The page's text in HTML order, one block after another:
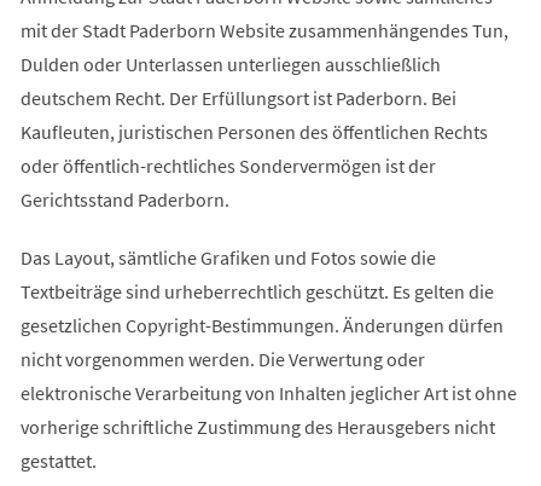
mit der Stadt Paderborn Website zusammenhängendes Tun,
Dulden oder Unterlassen unterliegen ausschließlich
deutschem Recht. Der Erfüllungsort ist Paderborn. Bei
Kaufleuten, juristischen Personen des öffentlichen Rechts
oder öffentlich-rechtliches Sondervermögen ist der
Gerichtsstand Paderborn.
Das Layout, sämtliche Grafiken und Fotos sowie die
Textbeiträge sind urheberrechtlich geschützt. Es gelten die
gesetzlichen Copyright-Bestimmungen. Änderungen dürfen
nicht vorgenommen werden. Die Verwertung oder
elektronische Verarbeitung von Inhalten jeglicher Art ist ohne
vorherige schriftliche Zustimmung des Herausgebers nicht
gestattet.